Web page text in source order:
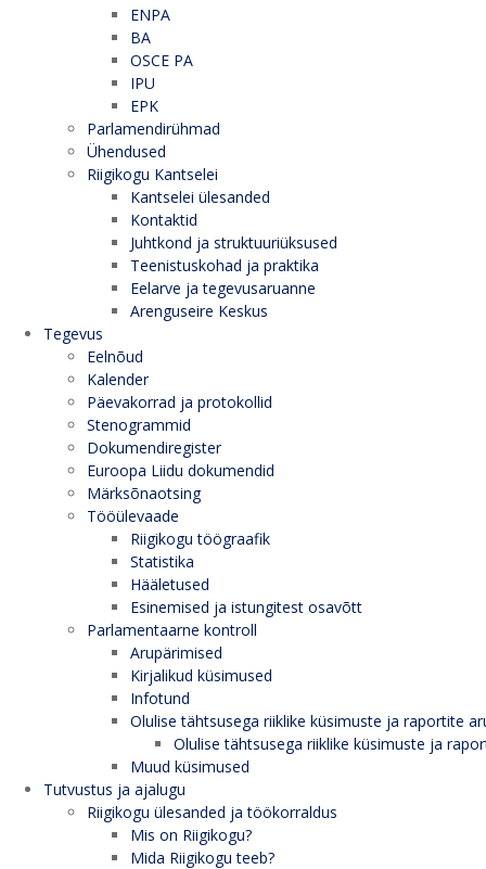
ENPA
BA
OSCE PA
IPU
EPK
Parlamendirühmad
Ühendused
Riigikogu Kantselei
Kantselei ülesanded
Kontaktid
Juhtkond ja struktuuriüksused
Teenistuskohad ja praktika
Eelarve ja tegevusaruanne
Arenguseire Keskus
Tegevus
Eelnõud
Kalender
Päevakorrad ja protokollid
Stenogrammid
Dokumendiregister
Euroopa Liidu dokumendid
Märksõnaotsing
Tööülevaade
Riigikogu töögraafik
Statistika
Hääletused
Esinemised ja istungitest osavõtt
Parlamentaarne kontroll
Arupärimised
Kirjalikud küsimused
Infotund
Olulise tähtsusega riiklike küsimuste ja raportite
Olulise tähtsusega riiklike küsimuste ja
Muud küsimused
Tutvustus ja ajalugu
Riigikogu ülesanded ja töökorraldus
Mis on Riigikogu?
Mida Riigikogu teeb?